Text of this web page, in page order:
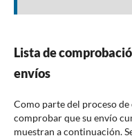
Lista de
envíos
Como parte del proceso de
comprobar que su envío
muestran a continuación.